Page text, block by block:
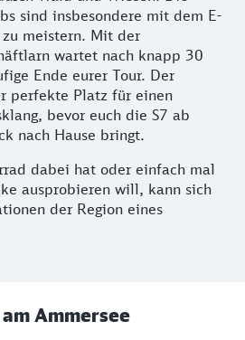
sind insbesondere mit dem E-
meistern. Mit der
wartet nach knapp 30
Ende eurer Tour. Der
perfekte Platz für einen
bevor euch die S7 ab
nach Hause bringt.
dabei hat oder einfach mal
ausprobieren will, kann sich
der Region eines
Ammersee